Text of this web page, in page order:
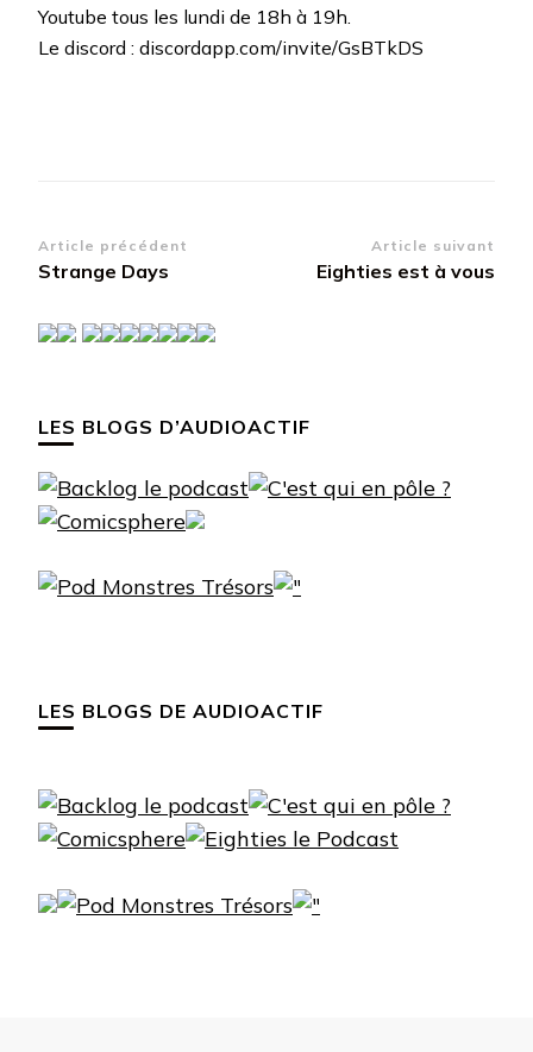
Youtube tous les lundi de 18h à 19h.
Le discord : discordapp.com/invite/GsBTkDS
Navigation
d’article
Article précédent
Strange Days
Article suivant
Eighties est à vous
LES BLOGS D’AUDIOACTIF
LES BLOGS DE AUDIOACTIF